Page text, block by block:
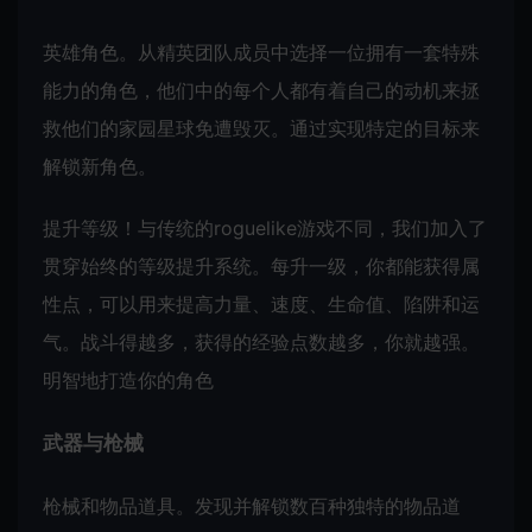
英雄角色。从精英团队成员中选择一位拥有一套特殊
能力的角色，他们中的每个人都有着自己的动机来拯
救他们的家园星球免遭毁灭。通过实现特定的目标来
解锁新角色。
提升等级！与传统的roguelike游戏不同，我们加入了
贯穿始终的等级提升系统。每升一级，你都能获得属
性点，可以用来提高力量、速度、生命值、陷阱和运
气。战斗得越多，获得的经验点数越多，你就越强。
明智地打造你的角色
武器与枪械
枪械和物品道具。发现并解锁数百种独特的物品道